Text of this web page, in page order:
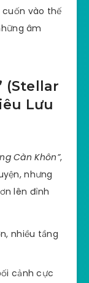
cuốn vào thế
âm
(Stellar
Lưu
Càn Khôn”,
nhưng
lên đỉnh
nhiều tầng
cảnh cực